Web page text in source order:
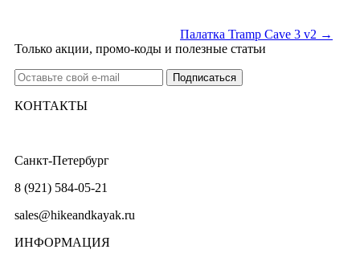
Палатка Tramp Cave 3 v2 →
Только акции, промо-коды и полезные статьи
КОНТАКТЫ
Санкт-Петербург
8 (921) 584-05-21
sales@hikeandkayak.ru
ИНФОРМАЦИЯ